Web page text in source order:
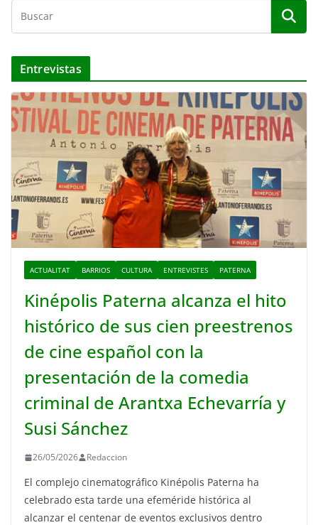
Entrevistas
ACTUALITAT BARRIOS CULTURA ENTREVISTES PATERNA
Kinépolis Paterna alcanza el hito
histórico de sus cien preestrenos
de cine español con la
presentación de la comedia
criminal de Arantxa Echevarría y
Susi Sánchez
26/05/2026 Redaccion
El complejo cinematográfico Kinépolis Paterna ha
celebrado esta tarde una efeméride histórica al
alcanzar el centenar de eventos exclusivos dentro